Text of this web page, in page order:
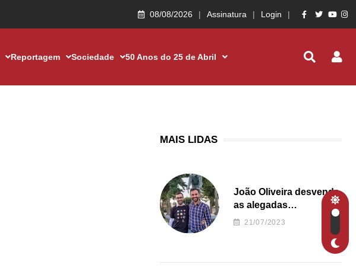
08/08/2026 Assinatura Login
Reportagem Sociedade 50 Anos do 25 de Abril
MAIS LIDAS
João Oliveira desvenda
as alegadas
irregularidades da
Junta de Freguesia S.
21/07/2023